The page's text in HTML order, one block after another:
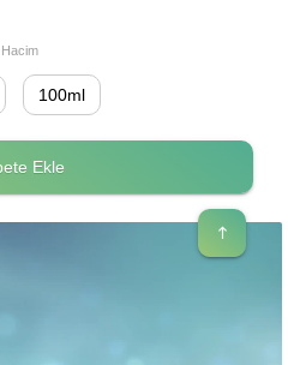
Hacim
100ml
Ekle